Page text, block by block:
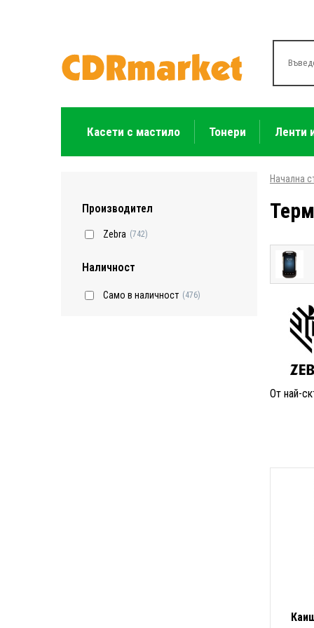
Касети с мастило Тонери Ленти
Производител
Zebra (742)
Наличност
Само в наличност (476)
Начална
От най-